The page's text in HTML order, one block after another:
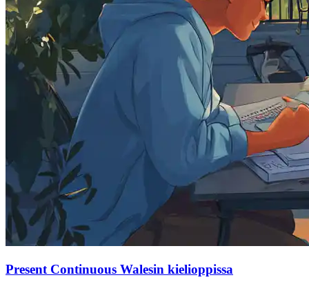
Present Continuous Walesin kielioppissa